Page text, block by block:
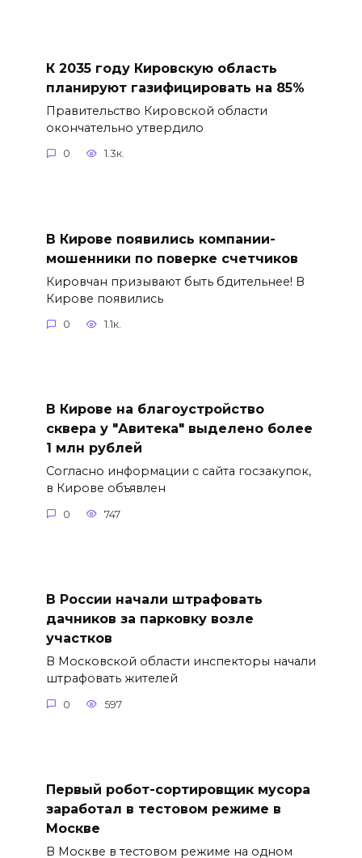
К 2035 году Кировскую область
планируют газифицировать на 85%
Правительство Кировской области
окончательно утвердило
0 1.3к.
В Кирове появились компании-
мошенники по поверке счетчиков
Кировчан призывают быть бдительнее! В
Кирове появились
0 1.1к.
В Кирове на благоустройство
сквера у "Авитека" выделено более
1 млн рублей
Согласно информации с сайта госзакупок,
в Кирове объявлен
0 747
В России начали штрафовать
дачников за парковку возле
участков
В Московской области инспекторы начали
штрафовать жителей
0 597
Первый робот-сортировщик мусора
заработал в тестовом режиме в
Москве
В Москве в тестовом режиме на одном